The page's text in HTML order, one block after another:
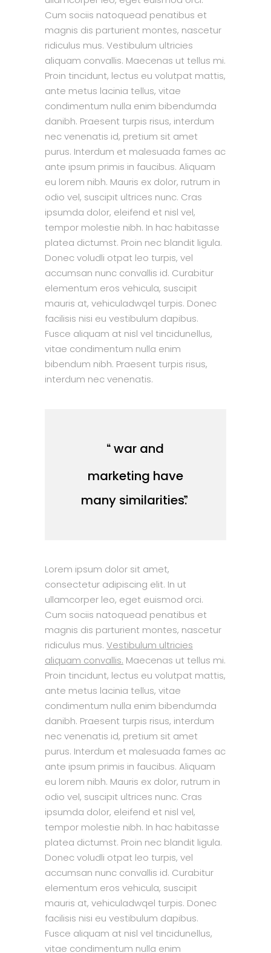
Cum sociis natoquead penatibus et
magnis dis parturient montes, nascetur
ridiculus mus. Vestibulum ultricies
aliquam convallis. Maecenas ut tellus mi.
Proin tincidunt, lectus eu volutpat mattis,
ante metus lacinia tellus, vitae
condimentum nulla enim bibendumda
danibh. Praesent turpis risus, interdum
nec venenatis id, pretium sit amet
purus. Interdum et malesuada fames ac
ante ipsum primis in faucibus. Aliquam
eu lorem nibh. Mauris ex dolor, rutrum in
odio vel, suscipit ultrices nunc. Cras
ipsumda dolor, eleifend et nisl vel,
tempor molestie nibh. In hac habitasse
platea dictumst. Proin nec blandit ligula.
Donec voludli otpat leo turpis, vel
accumsan nunc convallis id. Curabitur
elementum eros vehicula, suscipit
mauris at, vehiculadwqel turpis. Donec
facilisis nisi eu vestibulum dapibus.
Fusce aliquam at nisl vel tincidunellus,
vitae condimentum nulla enim
bibendum nibh. Praesent turpis risus,
interdum nec venenatis.
war and
marketing have
many similarities.
Lorem ipsum dolor sit amet,
consectetur adipiscing elit. In ut
ullamcorper leo, eget euismod orci.
Cum sociis natoquead penatibus et
magnis dis parturient montes, nascetur
ridiculus mus. Vestibulum ultricies
aliquam convallis. Maecenas ut tellus mi.
Proin tincidunt, lectus eu volutpat mattis,
ante metus lacinia tellus, vitae
condimentum nulla enim bibendumda
danibh. Praesent turpis risus, interdum
nec venenatis id, pretium sit amet
purus. Interdum et malesuada fames ac
ante ipsum primis in faucibus. Aliquam
eu lorem nibh. Mauris ex dolor, rutrum in
odio vel, suscipit ultrices nunc. Cras
ipsumda dolor, eleifend et nisl vel,
tempor molestie nibh. In hac habitasse
platea dictumst. Proin nec blandit ligula.
Donec voludli otpat leo turpis, vel
accumsan nunc convallis id. Curabitur
elementum eros vehicula, suscipit
mauris at, vehiculadwqel turpis. Donec
facilisis nisi eu vestibulum dapibus.
Fusce aliquam at nisl vel tincidunellus,
vitae condimentum nulla enim